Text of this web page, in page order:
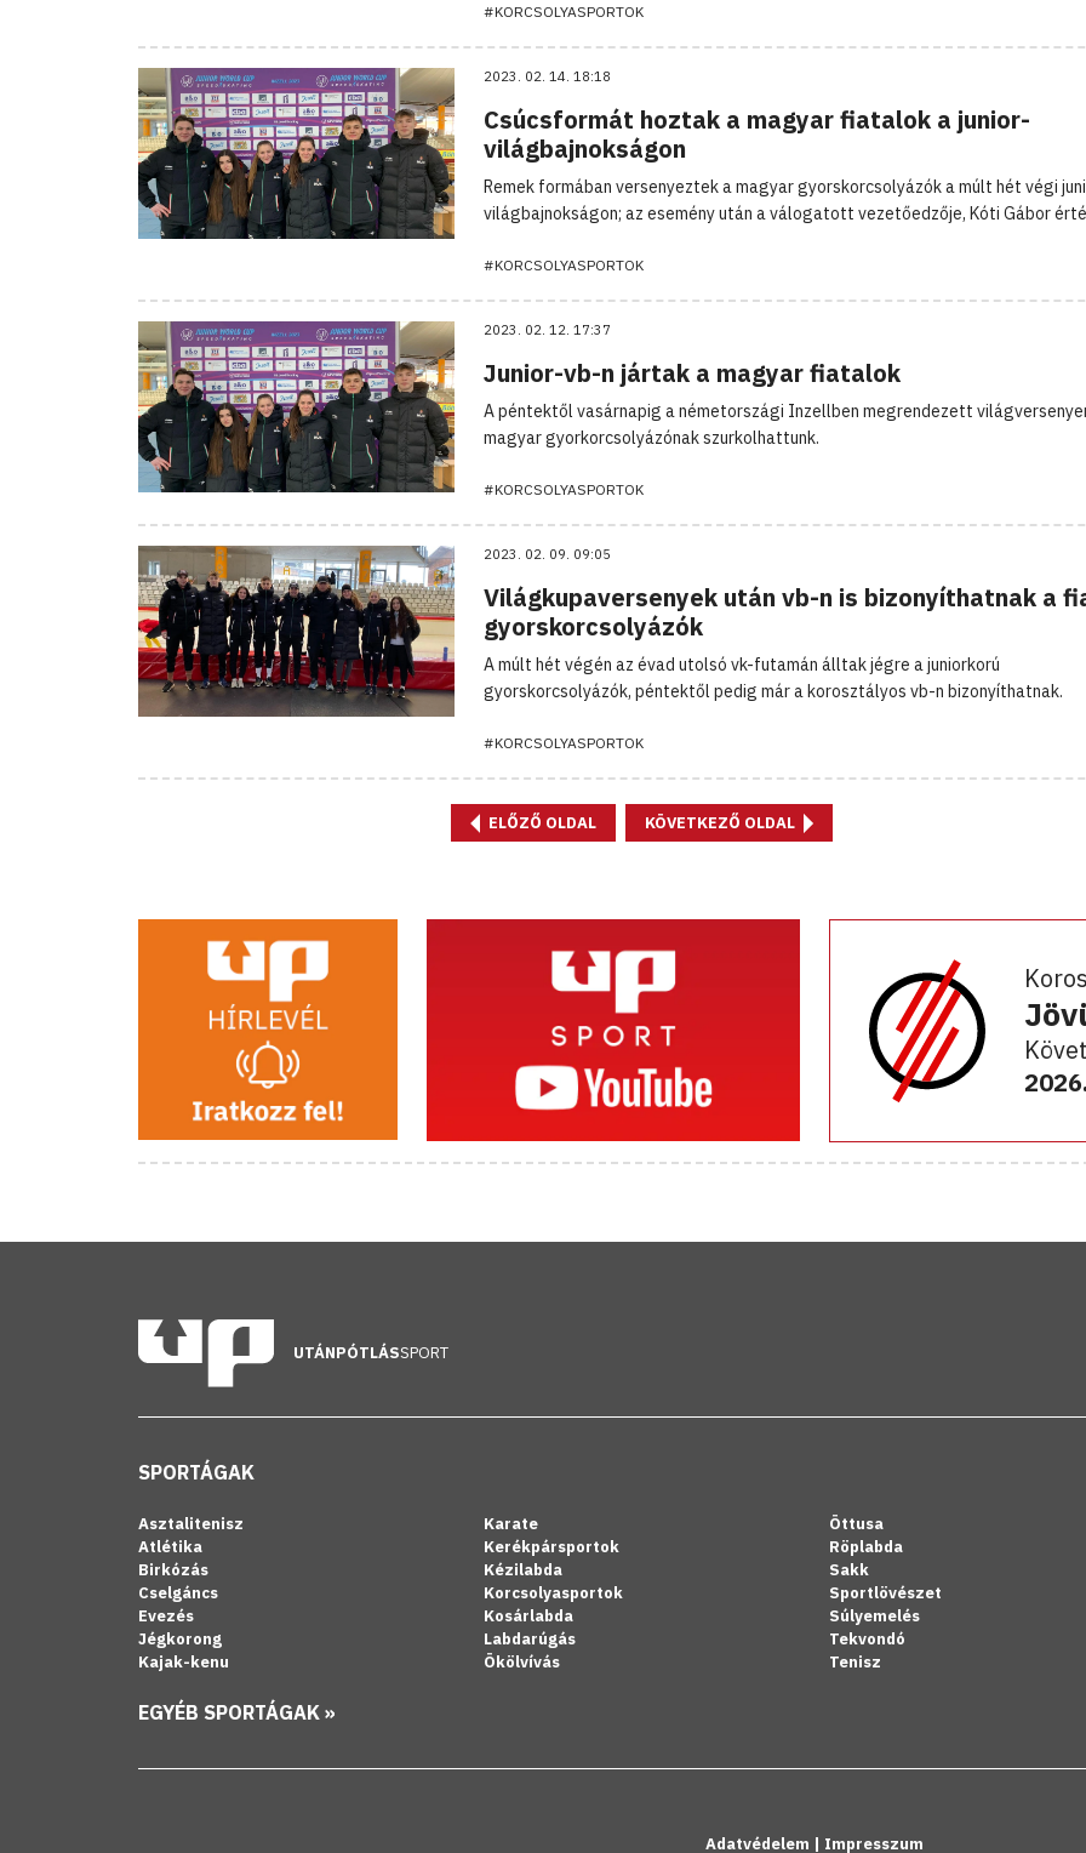
#KORCSOLYASPORTOK
2023. 02. 14. 18:18
Csúcsformát hoztak a magyar fiatalok a junior-
világbajnokságon
Remek formában versenyeztek a magyar gyorskorcsolyázók a múlt hét végi
világbajnokságon; az esemény után a válogatott vezetőedzője, Kóti Gábor
#KORCSOLYASPORTOK
2023. 02. 12. 17:37
Junior-vb-n jártak a magyar fiatalok
A péntektől vasárnapig a németországi Inzellben megrendezett
magyar gyorkorcsolyázónak szurkolhattunk.
#KORCSOLYASPORTOK
2023. 02. 09. 09:05
Világkupaversenyek után vb-n is bizonyíthatnak a
gyorskorcsolyázók
A múlt hét végén az évad utolsó vk-futamán álltak jégre a juniorkorú
gyorskorcsolyázók, péntektől pedig már a korosztályos vb-n bizonyíthatnak.
#KORCSOLYASPORTOK
ELŐZŐ OLDAL KÖVETKEZŐ OLDAL
UTÁNPÓTLÁSSPORT
SPORTÁGAK
Asztalitenisz
Atlétika
Birkózás
Cselgáncs
Evezés
Jégkorong
Kajak-kenu
Karate
Kerékpársportok
Kézilabda
Korcsolyasportok
Kosárlabda
Labdarúgás
Ökölvívás
Öttusa
Röplabda
Sakk
Sportlövészet
Súlyemelés
Tekvondó
Tenisz
EGYÉB SPORTÁGAK »
Adatvédelem | Impresszum